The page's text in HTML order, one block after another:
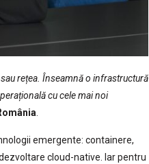
rețea. Înseamnă o infrastructură
cu cele mai noi
.
emergente: containere,
cloud-native. Iar pentru